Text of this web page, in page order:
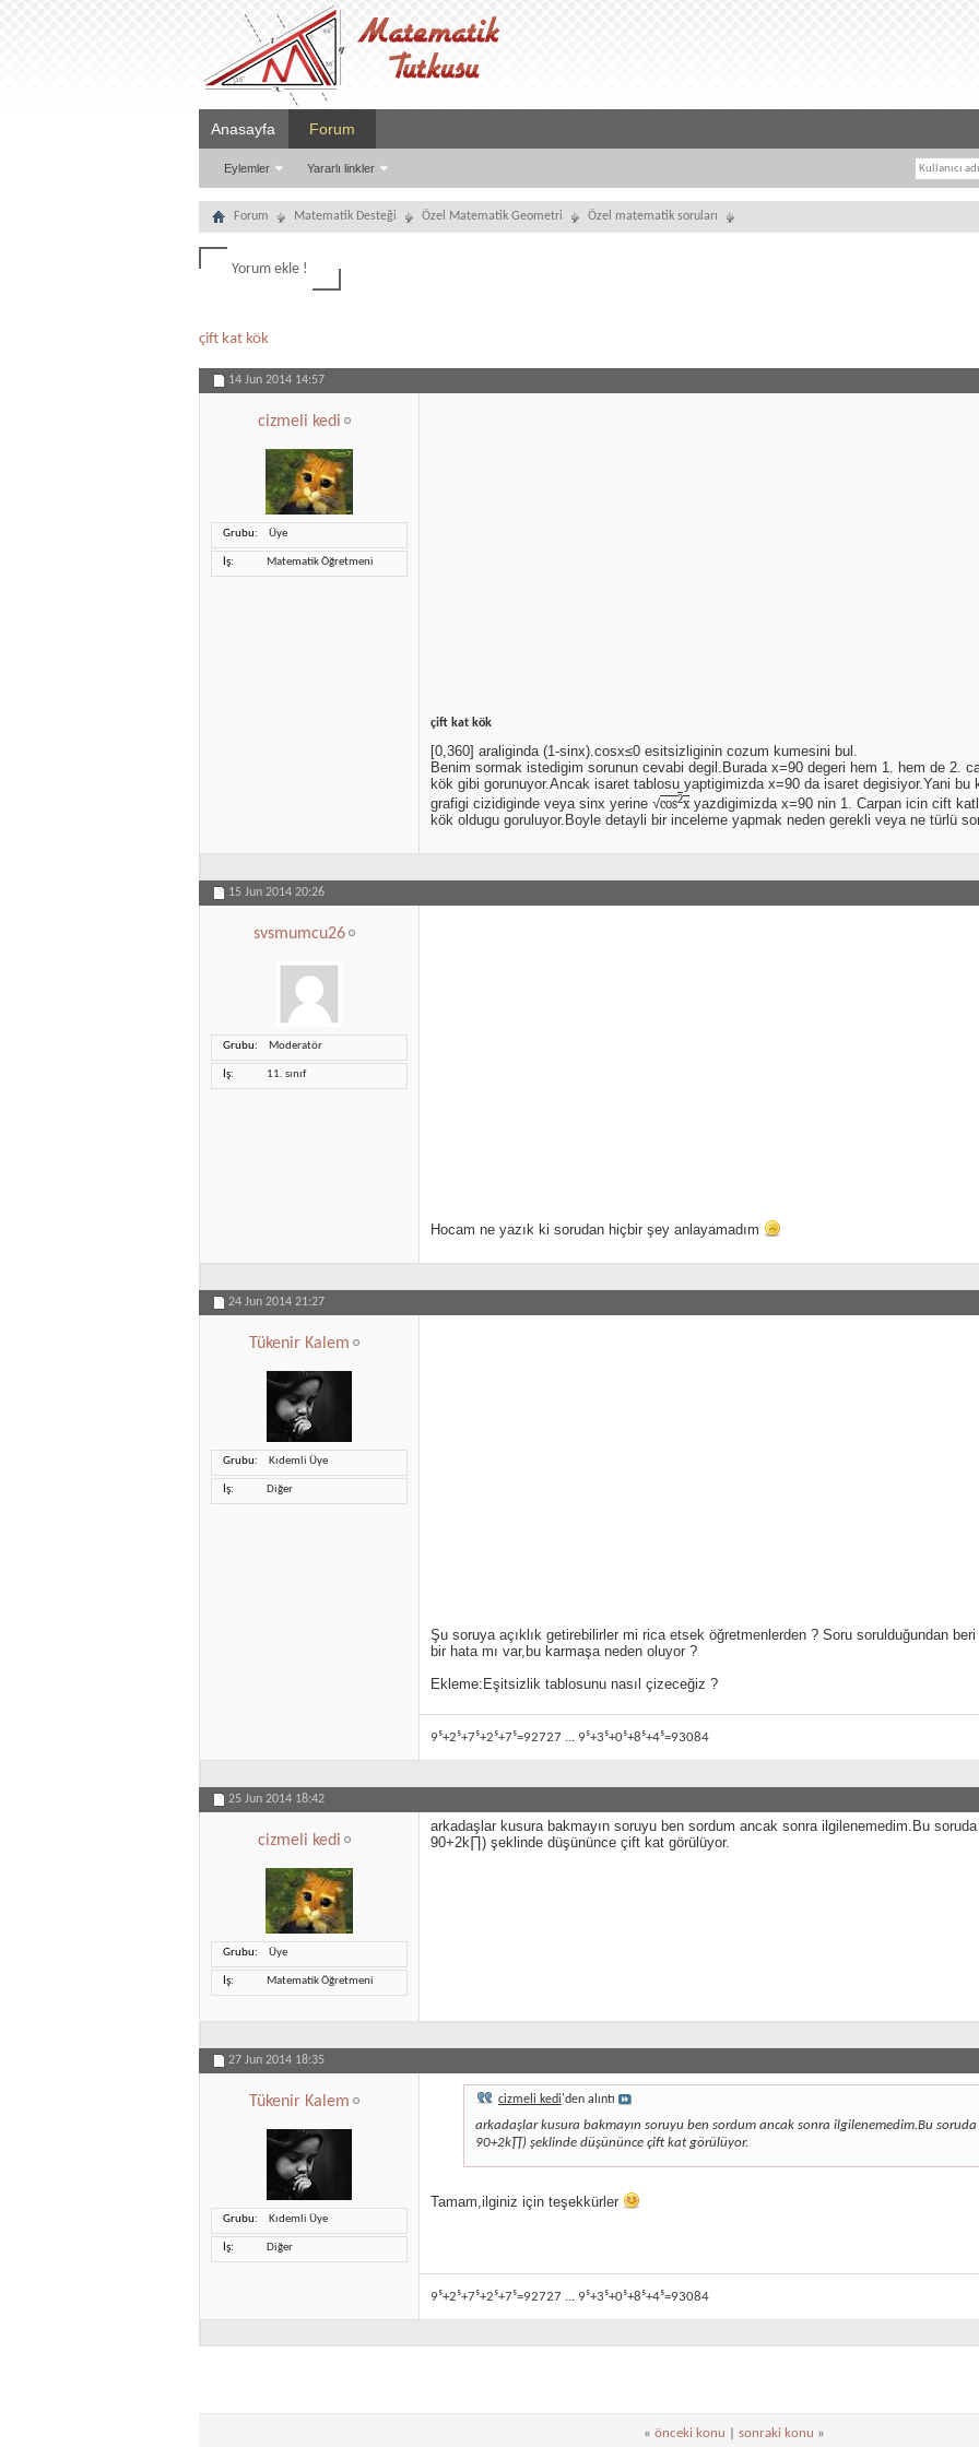
Anasayfa Forum
Eylemler Yararlı linkler
Forum Matematik Desteği Özel Matematik Geometri Özel matematik soruları
Yorum ekle !
çift kat kök
14 Jun 2014 14:57
cizmeli kedi
Grubu Üye
İş Matematik Öğretmeni
çift kat kök
[0,360] araliginda (1-sinx).cosx≤0 esitsizliginin cozum kumesini bul.
Benim sormak istedigim sorunun cevabi degil.Burada x=90 degeri hem 1. hem de 2.
kök gibi gorunuyor.Ancak isaret tablosu yaptigimizda x=90 da isaret degisiyor.Yani
grafigi cizidiginde veya sinx yerine √cos2xyazdigimizda x=90 nin 1. Carpan icin cift
kök oldugu goruluyor.Boyle detayli bir inceleme yapmak neden gerekli veya ne türlü
15 Jun 2014 20:26
svsmumcu26
Grubu Moderatör
İş 11. sınıf
Hocam ne yazık ki sorudan hiçbir şey anlayamadım
24 Jun 2014 21:27
Tükenir Kalem
Grubu Kıdemli Üye
İş Diğer
Şu soruya açıklık getirebilirler mi rica etsek öğretmenlerden ? Soru sorulduğundan
bir hata mı var,bu karmaşa neden oluyor ?
Ekleme:Eşitsizlik tablosunu nasıl çizeceğiz ?
9⁵+2⁵+7⁵+2⁵+7⁵=92727 ... 9⁵+3⁵+0⁵+8⁵+4⁵=93084
25 Jun 2014 18:42
cizmeli kedi
Grubu Üye
İş Matematik Öğretmeni
arkadaşlar kusura bakmayın soruyu ben sordum ancak sonra ilgilenemedim.Bu
90+2k∏) şeklinde düşününce çift kat görülüyor.
27 Jun 2014 18:35
Tükenir Kalem
Grubu Kıdemli Üye
İş Diğer
cizmeli kedi'den alıntı
arkadaşlar kusura bakmayın soruyu ben sordum ancak sonra ilgilenemedim.Bu
90+2k∏) şeklinde düşününce çift kat görülüyor.
Tamam,ilginiz için teşekkürler
9⁵+2⁵+7⁵+2⁵+7⁵=92727 ... 9⁵+3⁵+0⁵+8⁵+4⁵=93084
« önceki konu sonraki konu »